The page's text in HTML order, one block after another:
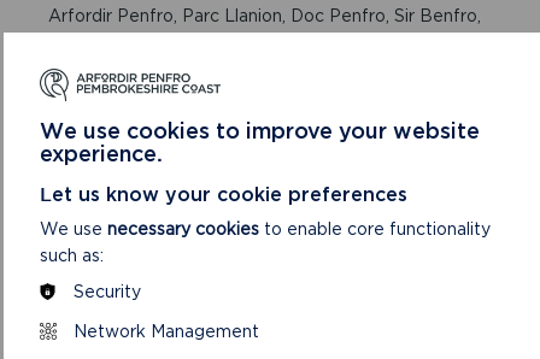
Arfordir Penfro, Parc Llanion, Doc Penfro, Sir Benfro,
cynlldatb@arfordirpenfro.org.uk
Bydd yr holl sylwadau’n cael eu cydnabod a’u rhoi ar
gael i’r cyhoedd. Ymatebir i sylwadau mewn
ymholiadau, cysylltwch â’r Tîm Polisi Strategol drwy
e-bostio
01646 624800.
We use cookies to improve your website
experience.
Let us know your cookie preferences
We use necessary cookies to enable core functionality
such as:
Security
Network Management